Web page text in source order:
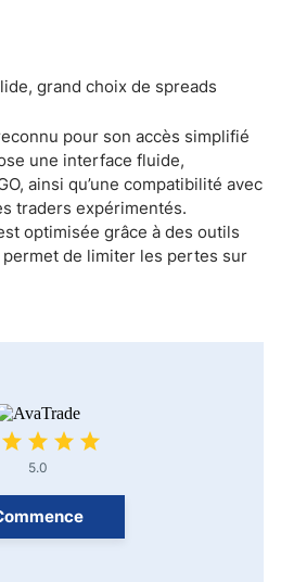
grand choix de spreads
pour son accès simplifié
une interface fluide,
ainsi qu’une compatibilité avec
traders expérimentés.
optimisée grâce à des outils
de limiter les pertes sur
5.0